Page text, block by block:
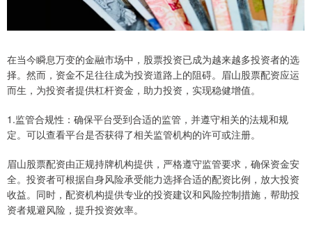
在当今瞬息万变的金融市场中，股票投资已成为越来越多投资者的选
择。然而，资金不足往往成为投资道路上的阻碍。眉山股票配资应运
而生，为投资者提供杠杆资金，助力投资，实现稳健增值。
1.监管合规性：确保平台受到合适的监管，并遵守相关的法规和规
定。可以查看平台是否获得了相关监管机构的许可或注册。
眉山股票配资由正规持牌机构提供，严格遵守监管要求，确保资金安
全。投资者可根据自身风险承受能力选择合适的配资比例，放大投资
收益。同时，配资机构提供专业的投资建议和风险控制措施，帮助投
资者规避风险，提升投资效率。